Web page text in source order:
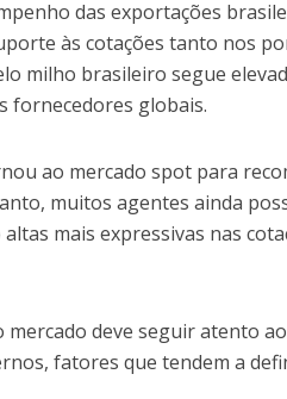
das exportações
às cotações tanto nos
milho brasileiro segue
fornecedores globais.
ao mercado spot para
muitos agentes ainda
mais expressivas nas
mercado deve seguir atento ao
fatores que tendem a